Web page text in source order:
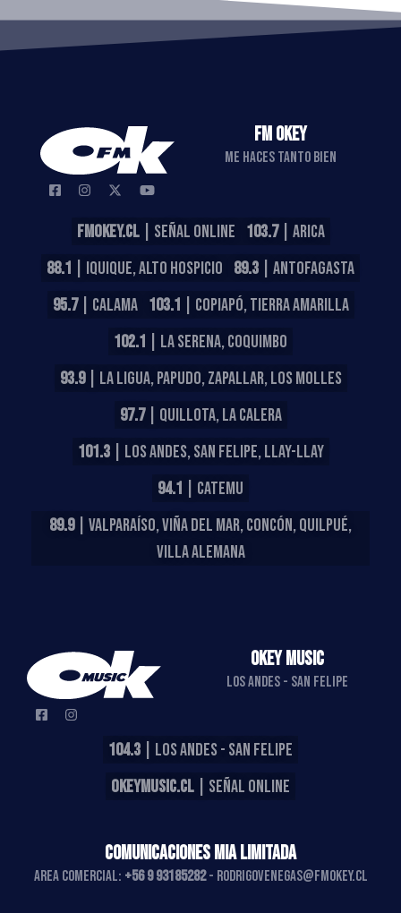
FM OKEY
ME HACES TANTO BIEN
FMOKEY.CL| SEÑAL ONLINE 103.7| ARICA
88.1 | IQUIQUE, ALTO HOSPICIO 89.3 | ANTOFAGASTA
95.7| CALAMA 103.1 | COPIAPÓ, TIERRA AMARILLA
102.1 | LA SERENA, COQUIMBO
93.9| LA LIGUA, PAPUDO, ZAPALLAR, LOS MOLLES
97.7| QUILLOTA, LA CALERA
101.3| LOS ANDES, SAN FELIPE, LLAY-LLAY
94.1 | CATEMU
89.9| VALPARAÍSO, VIÑA DEL MAR, CONCÓN, QUILPUÉ,
VILLA ALEMANA
OKEY MUSIC
LOS ANDES - SAN FELIPE
104.3 | LOS ANDES - SAN FELIPE
OKEYMUSIC.CL | SEÑAL ONLINE
COMUNICACIONES MIA LIMITADA
AREA COMERCIAL: +56 9 93185282- rodrigovenegas@fmokey.cl